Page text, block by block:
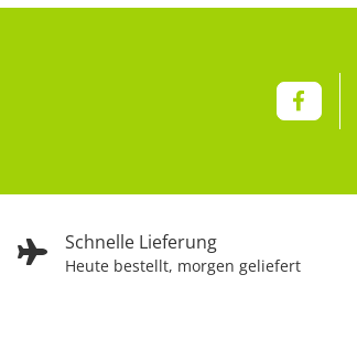
Schnelle Lieferung
Heute bestellt, morgen geliefert